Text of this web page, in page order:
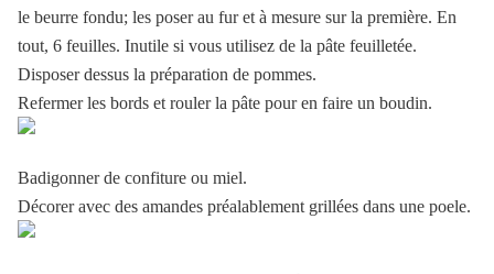
le beurre fondu; les poser au fur et à mesure sur la première. En
tout, 6 feuilles. Inutile si vous utilisez de la pâte feuilletée.
Disposer dessus la préparation de pommes.
Refermer les bords et rouler la pâte pour en faire un boudin.
Badigonner de confiture ou miel.
Décorer avec des amandes préalablement grillées dans une poele.